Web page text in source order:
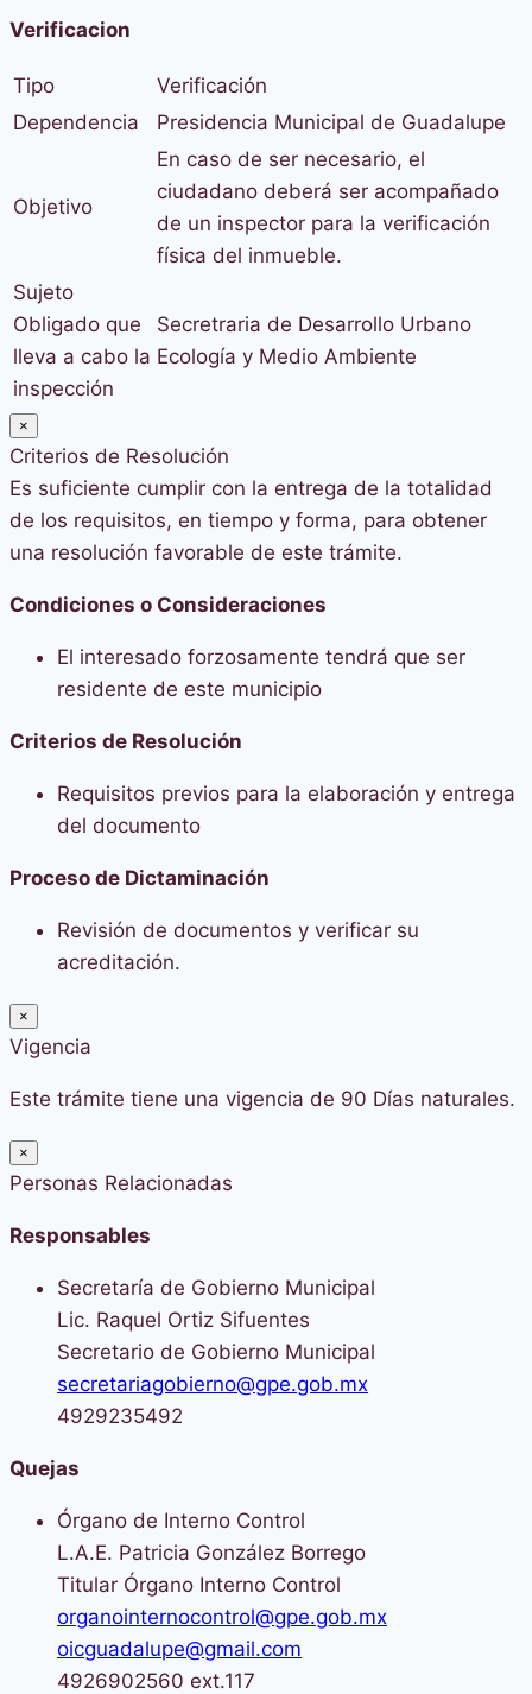
Verificacion
Tipo
Verificación
Dependencia
Presidencia Municipal de Guadalupe
Objetivo
En caso de ser necesario, el
ciudadano deberá ser acompañado
de un inspector para la verificación
física del inmueble.
Sujeto
Obligado que
lleva a cabo la
inspección
Secretraria de Desarrollo Urbano
Ecología y Medio Ambiente
×
Criterios de Resolución
Es suficiente cumplir con la entrega de la totalidad
de los requisitos, en tiempo y forma, para obtener
una resolución favorable de este trámite.
Condiciones o Consideraciones
El interesado forzosamente tendrá que ser
residente de este municipio
Criterios de Resolución
Requisitos previos para la elaboración y entrega
del documento
Proceso de Dictaminación
Revisión de documentos y verificar su
acreditación.
×
Vigencia
Este trámite tiene una vigencia de 90 Días naturales.
×
Personas Relacionadas
Responsables
Secretaría de Gobierno Municipal
Lic. Raquel Ortiz Sifuentes
Secretario de Gobierno Municipal
secretariagobierno@gpe.gob.mx
4929235492
Quejas
Órgano de Interno Control
L.A.E. Patricia González Borrego
Titular Órgano Interno Control
organointernocontrol@gpe.gob.mx
oicguadalupe@gmail.com
4926902560 ext.117